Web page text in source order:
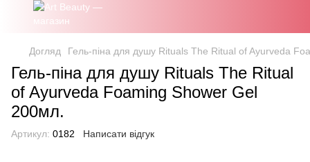
Догляд Гель-піна для душу Rituals The Ritual of Ayurveda
Гель-піна для душу Rituals The Ritual
of Ayurveda Foaming Shower Gel
200мл.
Артикул: 0182 Написати відгук